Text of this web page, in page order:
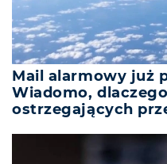
Mail alarmowy już
Wiadomo,
ostrzegających